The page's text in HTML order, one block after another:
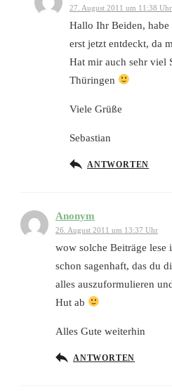
27. August 2011 um 11:38 Uhr
Hallo Ihr Beiden,
erst jetzt entdeckt, da
Hat mir auch sehr viel
Thüringen
Viele Grüße
Sebastian
ANTWORTEN
Anonym
26. August 2011 um 13:37 Uhr
wow solche Beiträge lese
schon sagenhaft, das du
alles auszuformulieren
Hut ab
Alles Gute weiterhin
ANTWORTEN